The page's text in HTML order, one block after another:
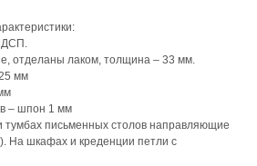
отделаны лаком, толщина – 33 мм.
мм
– шпон 1 мм
тумбах письменных столов направляющие
На шкафах и креденции петли с